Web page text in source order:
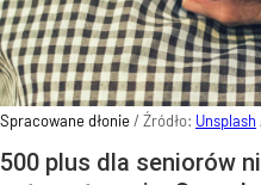
Spracowane dłonie/ Źródło: Unsplash
500 plus dla seniorów